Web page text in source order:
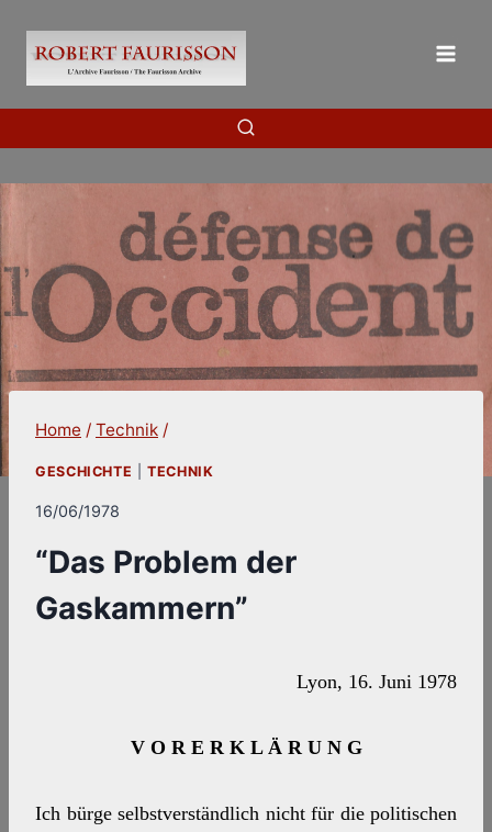
content
Home / Technik /
GESCHICHTE |TECHNIK
16/06/1978
“Das Problem der
Gaskammern”
Lyon, 16. Juni 1978
V O R E R K L Ä R U N G
Ich bürge selbstverständlich nicht für die politischen